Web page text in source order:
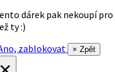
dárek pak nekoupí pro
ty :)
zablokovat
× Zpět